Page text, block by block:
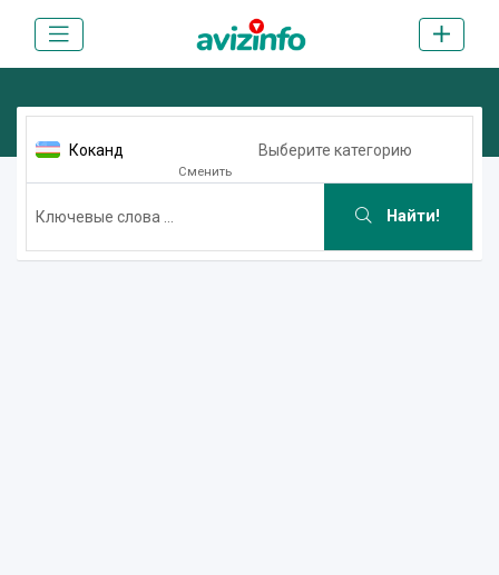
Коканд
Сменить
Выберите категорию
Найти!